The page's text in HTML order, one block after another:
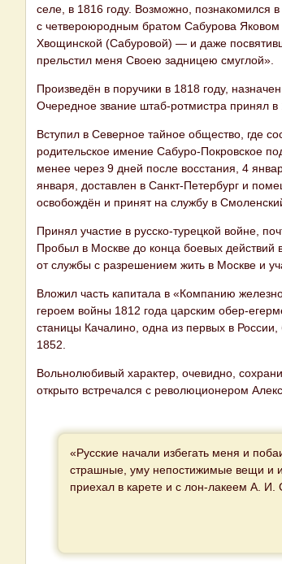
селе, в 1816 году. Возможно,
с четвероюродным братом Сабурова
Хвощинской (Сабуровой) — и даже
прельстил меня Своею задницею смуглой».
Произведён в поручики в 1818 году,
Очередное звание штаб-ротмистра принял в
Вступил в Северное тайное общество, где
родительское имение Сабуро-Покровское
менее через 9 дней после восстания, 4
января, доставлен в Санкт-Петербург и
освобождён и принят на службу в
Принял участие в русско-турецкой войне,
Пробыл в Москве до конца боевых действий
от службы с разрешением жить в Москве и
Вложил часть капитала в «Компанию
героем войны 1812 года царским обер-
станицы Качалино, одна из первых в
1852.
Вольнолюбивый характер, очевидно,
открыто встречался с революционером
«Русские начали избегать меня и
страшные, уму непостижимые вещи и
приехал в карете и с лон-лакеем А. И.